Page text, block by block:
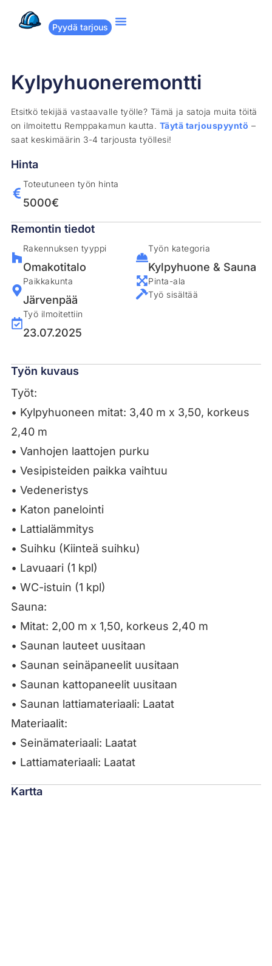
Pyydä tarjous
Kylpyhuoneremontti
Etsitkö tekijää vastaavalle työlle? Tämä ja satoja muita töitä
on ilmoitettu Remppakamun kautta. Täytä tarjouspyyntö –
saat keskimäärin 3-4 tarjousta työllesi!
Hinta
Toteutuneen työn hinta
5000€
Remontin tiedot
Rakennuksen tyyppi
Omakotitalo
Paikkakunta
Järvenpää
Työ ilmoitettiin
23.07.2025
Työn kategoria
Kylpyhuone & Sauna
Pinta-ala
Työ sisältää
Työn kuvaus
Työt:
• Kylpyhuoneen mitat: 3,40 m x 3,50, korkeus
2,40 m
• Vanhojen laattojen purku
• Vesipisteiden paikka vaihtuu
• Vedeneristys
• Katon panelointi
• Lattialämmitys
• Suihku (Kiinteä suihku)
• Lavuaari (1 kpl)
• WC-istuin (1 kpl)
Sauna:
• Mitat: 2,00 m x 1,50, korkeus 2,40 m
• Saunan lauteet uusitaan
• Saunan seinäpaneelit uusitaan
• Saunan kattopaneelit uusitaan
• Saunan lattiamateriaali: Laatat
Materiaalit:
• Seinämateriaali: Laatat
• Lattiamateriaali: Laatat
Kartta